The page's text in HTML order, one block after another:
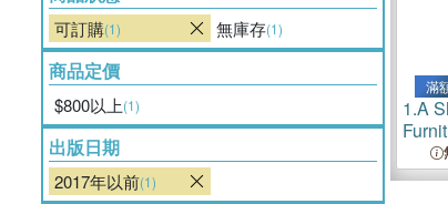
可訂購(1) 無庫存(1)
商品定價
$800以上(1)
出版日期
2017年以前(1)
滿
1.A